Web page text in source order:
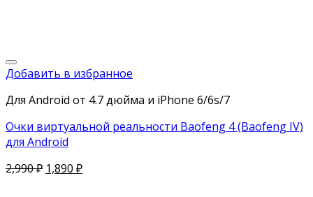
Добавить в избранное
Для Android от 4.7 дюйма и iPhone 6/6s/7
Очки виртуальной реальности Baofeng 4 (Baofeng IV)
для Android
2,990₽ 1,890 ₽